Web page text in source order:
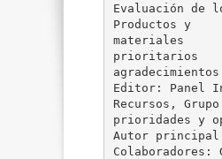
Evaluación de
Productos y
materiales
prioritarios
agradecimientos
Editor: Panel
Recursos,
prioridades y
Autor